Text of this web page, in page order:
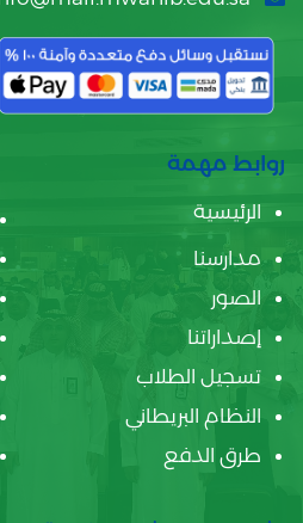
روابط مهمة
الرئيسية
مدارسنا
الصور
إصداراتنا
تسجيل الطلاب
النظام البريطاني
طرق الدفع